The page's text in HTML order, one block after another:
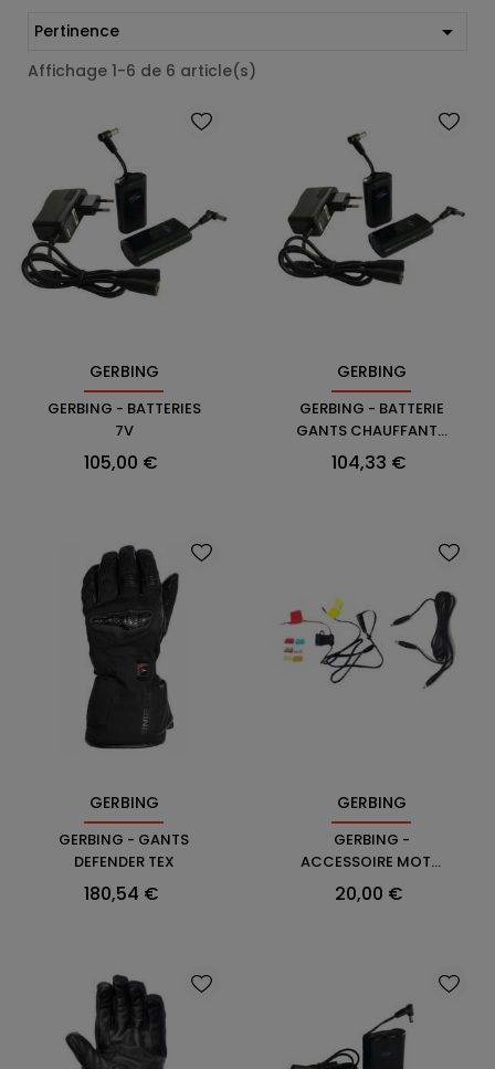
Pertinence 
Affichage 1-6 de 6 article(s)
GERBING
GERBING - BATTERIES
7V
Prix
105,00 €
GERBING
GERBING - BATTERIE
GANTS CHAUFFANTS
BATTERIE 7V
Prix
104,33 €
GERBING
GERBING - GANTS
DEFENDER TEX
Prix
180,54 €
GERBING
GERBING -
ACCESSOIRE MOTO
CABLE
BAT.+FUSSIBLE+Y
Prix
20,00 €